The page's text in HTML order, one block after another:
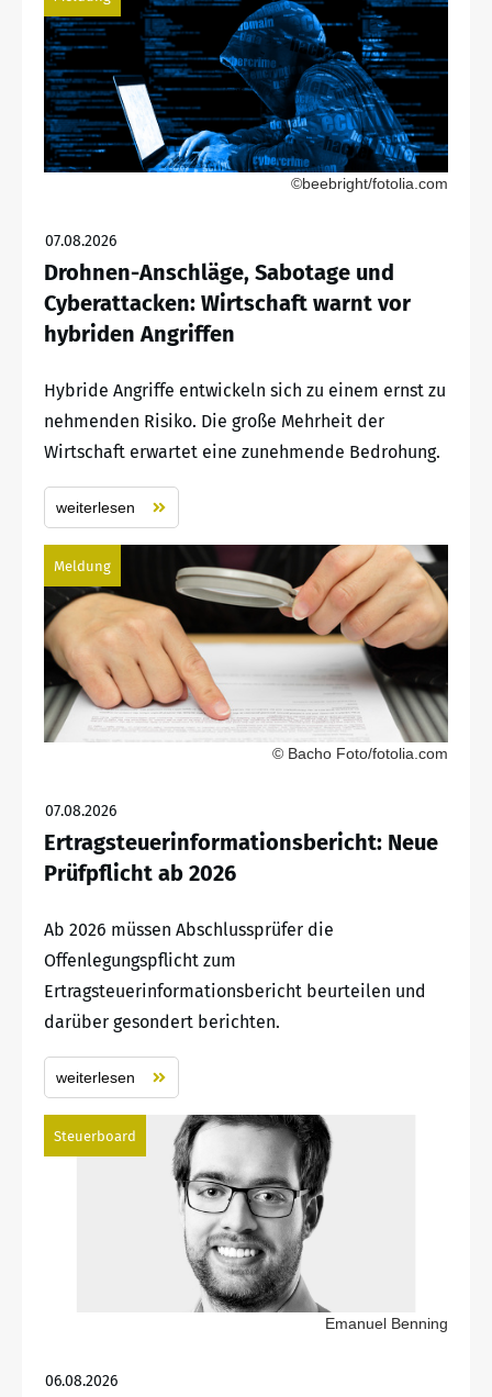
©beebright/fotolia.com
07.08.2026
Drohnen-Anschläge, Sabotage und
Cyberattacken: Wirtschaft warnt vor
hybriden Angriffen
Hybride Angriffe entwickeln sich zu einem ernst zu
nehmenden Risiko. Die große Mehrheit der
Wirtschaft erwartet eine zunehmende Bedrohung.
weiterlesen
Meldung
© Bacho Foto/fotolia.com
07.08.2026
Ertragsteuerinformationsbericht: Neue
Prüfpflicht ab 2026
Ab 2026 müssen Abschlussprüfer die
Offenlegungspflicht zum
Ertragsteuerinformationsbericht beurteilen und
darüber gesondert berichten.
weiterlesen
Steuerboard
Emanuel Benning
06.08.2026